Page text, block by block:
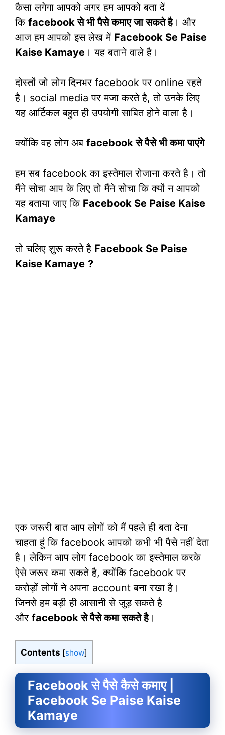
कैसा लगेगा आपको अगर हम आपको बता दें
कि facebook से भी पैसे कमाए जा सकते है। और
आज हम आपको इस लेख में Facebook Se Paise
Kaise Kamaye । यह बताने वाले है।
दोस्तों जो लोग दिनभर facebook पर online रहते
है। social media पर मजा करते है, तो उनके लिए
यह आर्टिकल बहुत ही उपयोगी साबित होने वाला है।
क्योंकि वह लोग अब facebook से पैसे भी कमा पाएंगे
हम सब facebook का इस्तेमाल रोजाना करते है। तो
मैंने सोचा आप के लिए तो मैंने सोचा कि क्यों न आपको
यह बताया जाए कि Facebook Se Paise Kaise
Kamaye
तो चलिए शुरू करते है Facebook Se Paise
Kaise Kamaye ?
एक जरूरी बात आप लोगों को मैं पहले ही बता देना
चाहता हूं कि facebook आपको कभी भी पैसे नहीं देता
है। लेकिन आप लोग facebook का इस्तेमाल करके
ऐसे जरूर कमा सकते है, क्योंकि facebook पर
करोड़ों लोगों ने अपना account बना रखा है।
जिनसे हम बड़ी ही आसानी से जुड़ सकते है
और facebook से पैसे कमा सकते है।
Contents [show]
Facebook से पैसे कैसे कमाए |
Facebook Se Paise Kaise
Kamaye